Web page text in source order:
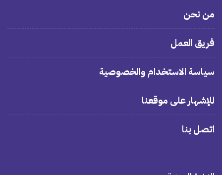
من نحن
فريق العمل
سياسة الاستخدام والخصوصية
للإشهار على موقعنا
اتصل بنا